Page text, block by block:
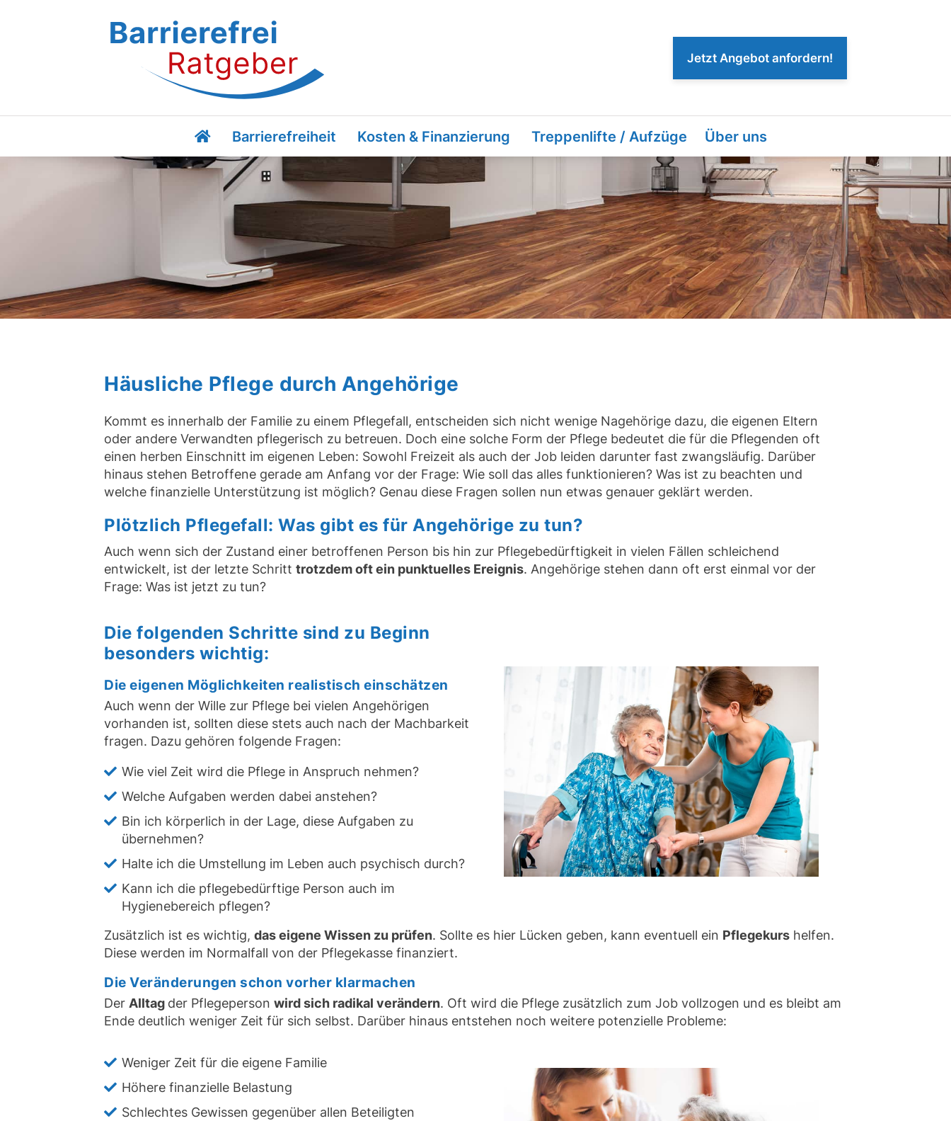
Jetzt Angebot anfordern!
Barrierefreiheit Kosten & Finanzierung Treppenlifte / Aufzüge Über uns
Häusliche Pflege durch Angehörige
Kommt es innerhalb der Familie zu einem Pflegefall, entscheiden sich nicht wenige Nagehörige dazu, die eigenen Eltern
oder andere Verwandten pflegerisch zu betreuen. Doch eine solche Form der Pflege bedeutet die für die Pflegenden oft
einen herben Einschnitt im eigenen Leben: Sowohl Freizeit als auch der Job leiden darunter fast zwangsläufig. Darüber
hinaus stehen Betroffene gerade am Anfang vor der Frage: Wie soll das alles funktionieren? Was ist zu beachten und
welche finanzielle Unterstützung ist möglich? Genau diese Fragen sollen nun etwas genauer geklärt werden.
Plötzlich Pflegefall: Was gibt es für Angehörige zu tun?
Auch wenn sich der Zustand einer betroffenen Person bis hin zur Pflegebedürftigkeit in vielen Fällen schleichend
entwickelt, ist der letzte Schritt trotzdem oft ein punktuelles Ereignis. Angehörige stehen dann oft erst einmal vor der
Frage: Was ist jetzt zu tun?
Die folgenden Schritte sind zu Beginn
besonders wichtig:
Die eigenen Möglichkeiten realistisch einschätzen
Auch wenn der Wille zur Pflege bei vielen Angehörigen
vorhanden ist, sollten diese stets auch nach der Machbarkeit
fragen. Dazu gehören folgende Fragen:
Wie viel Zeit wird die Pflege in Anspruch nehmen?
Welche Aufgaben werden dabei anstehen?
Bin ich körperlich in der Lage, diese Aufgaben zu
übernehmen?
Halte ich die Umstellung im Leben auch psychisch durch?
Kann ich die pflegebedürftige Person auch im
Hygienebereich pflegen?
Zusätzlich ist es wichtig, das eigene Wissen zu prüfen. Sollte es hier Lücken geben, kann eventuell ein Pflegekurs helfen.
Diese werden im Normalfall von der Pflegekasse finanziert.
Die Veränderungen schon vorher klarmachen
Der Alltag der Pflegeperson wird sich radikal verändern. Oft wird die Pflege zusätzlich zum Job vollzogen und es bleibt am
Ende deutlich weniger Zeit für sich selbst. Darüber hinaus entstehen noch weitere potenzielle Probleme:
Weniger Zeit für die eigene Familie
Höhere finanzielle Belastung
Schlechtes Gewissen gegenüber allen Beteiligten